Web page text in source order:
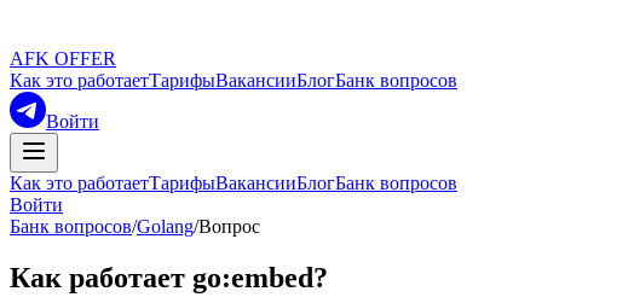
AFK OFFER
Как это работаетТарифыВакансииБлогБанк вопросов
Войти
Как это работаетТарифыВакансииБлогБанк вопросов
Войти
Банк вопросов/Golang/Вопрос
Как работает go:embed?